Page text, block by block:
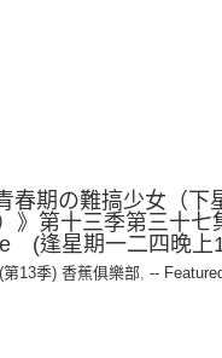
春期の難搞少女（下
》第十三季第三十七
(逢星期一二四晚上
(第13季) 香蕉俱樂部, --